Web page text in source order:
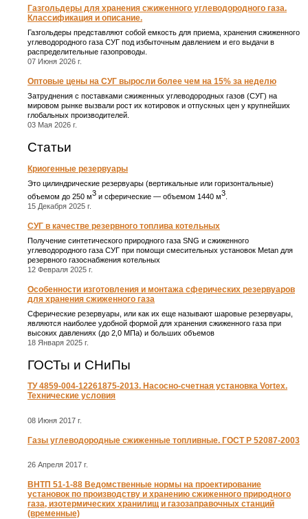
Газгольдеры для хранения сжиженного углеводородного газа.
Классификация и описание.
Газгольдеры представляют собой емкость для приема, хранения сжиженного
углеводородного газа СУГ под избыточным давлением и его выдачи в
распределительные газопроводы.
07 Июня 2026 г.
Оптовые цены на СУГ выросли более чем на 15% за неделю
Затруднения с поставками сжиженных углеводородных газов (СУГ) на
мировом рынке вызвали рост их котировок и отпускных цен у крупнейших
глобальных производителей.
03 Мая 2026 г.
Статьи
Криогенные резервуары
Это цилиндрические резервуары (вертикальные или горизонтальные)
объемом до 250 м3 и сферические ― объемом 1440 м3
15 Декабря 2025 г.
СУГ в качестве резервного топлива котельных
Получение синтетического природного газа SNG и сжиженного
углеводородного газа СУГ при помощи смесительных установок Metan для
резервного газоснабжения котельных
12 Февраля 2025 г.
Особенности изготовления и монтажа сферических резервуаров
для хранения сжиженного газа
Сферические резервуары, или как их еще называют шаровые резервуары,
являются наиболее удобной формой для хранения сжиженного газа при
высоких давлениях (до 2,0 МПа) и больших объемов
18 Января 2025 г.
ГОСТы и СНиПы
ТУ 4859-004-12261875-2013. Насосно-счетная установка Vortex.
Технические условия
08 Июня 2017 г.
Газы углеводородные сжиженные топливные. ГОСТ Р 52087-2003
26 Апреля 2017 г.
ВНТП 51-1-88 Ведомственные нормы на проектирование
установок по производству и хранению сжиженного природного
газа, изотермических хранилищ и газозаправочных станций
(временные)